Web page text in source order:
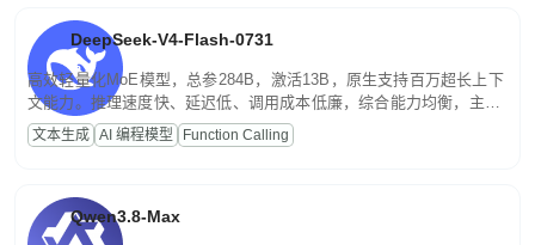
DeepSeek-V4-Flash-0731
高效轻量化MoE模型，总参284B，激活13B，原生支持百万超长上下
文能力。推理速度快、延迟低、调用成本低廉，综合能力均衡，主打
高并发、轻量化任务，适合日常对话、内容创作、基础 RAG、批量
文案处理等普惠刚需场景。
文本生成 AI 编程模型 Function Calling
Qwen3.8-Max